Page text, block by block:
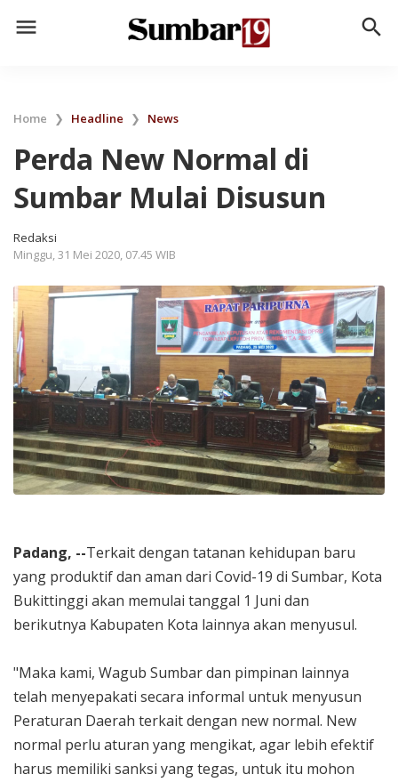
menu search
Home ❯ Headline ❯ News
Perda New Normal di
Sumbar Mulai Disusun
Redaksi
Minggu, 31 Mei 2020, 07.45 WIB
Padang, --Terkait dengan tatanan kehidupan baru
yang produktif dan aman dari Covid-19 di Sumbar, Kota
Bukittinggi akan memulai tanggal 1 Juni dan
berikutnya Kabupaten Kota lainnya akan menyusul.
"Maka kami, Wagub Sumbar dan pimpinan lainnya
telah menyepakati secara informal untuk menyusun
Peraturan Daerah terkait dengan new normal. New
normal perlu aturan yang mengikat, agar lebih efektif
harus memiliki sanksi yang tegas, untuk itu mohon